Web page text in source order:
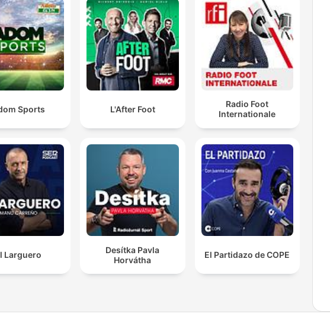
Sports L'After Foot
Radio Foot
Internationale
Larguero
Desítka Pavla
Horvátha
El Partidazo de COPE